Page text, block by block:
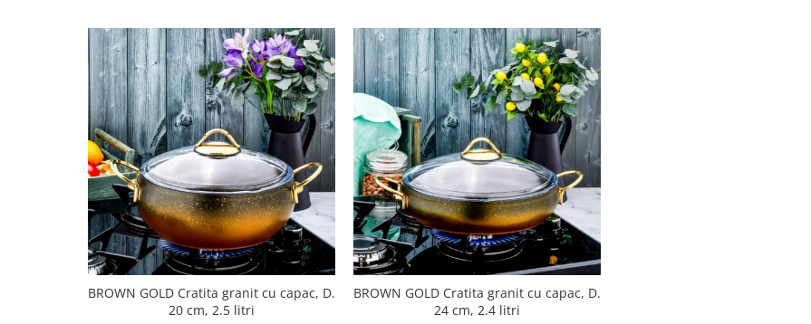
BROWN GOLD Cratita granit cu capac, D.
20 cm, 2.5 litri
BROWN GOLD Cratita granit cu capac, D.
24 cm, 2.4 litri